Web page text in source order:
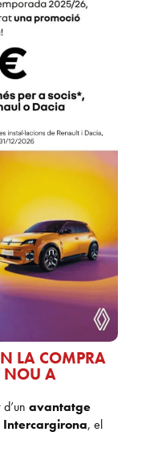
LA COMPRA
NOU A
avantatge
Intercargirona, el